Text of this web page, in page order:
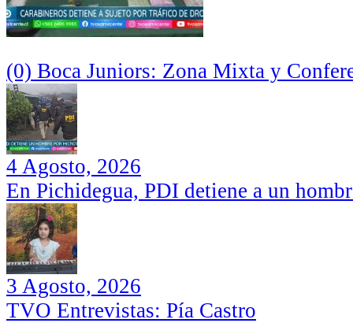
(0) Boca Juniors: Zona Mixta y
4 Agosto, 2026
En Pichidegua, PDI detiene a un
3 Agosto, 2026
TVO Entrevistas: Pía Castro